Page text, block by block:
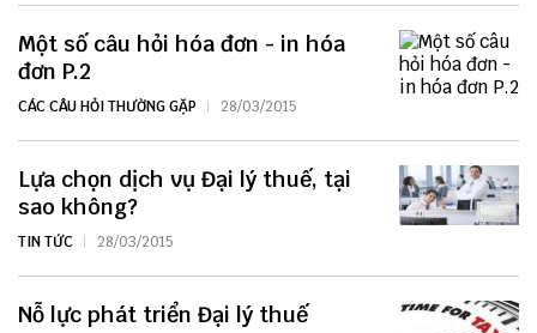
Một số câu hỏi hóa đơn - in hóa
đơn P.2
CÁC CÂU HỎI THƯỜNG GẶP 28/03/2015
Lựa chọn dịch vụ Đại lý thuế, tại
sao không?
TIN TỨC 28/03/2015
Nỗ lực phát triển Đại lý thuế